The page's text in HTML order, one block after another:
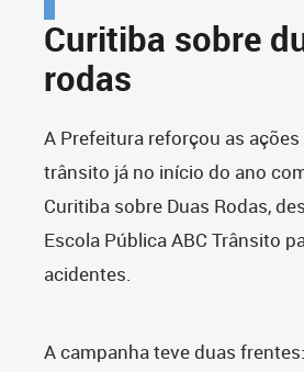
Curitiba sobre
rodas
A Prefeitura reforçou as
trânsito já no início do ano
Curitiba sobre Duas Rodas,
Escola Pública ABC Trânsito
acidentes.
A campanha teve duas